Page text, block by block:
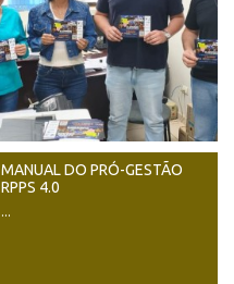
MANUAL DO PRÓ-GESTÃO
RPPS 4.0
...